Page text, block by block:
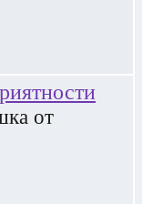
от